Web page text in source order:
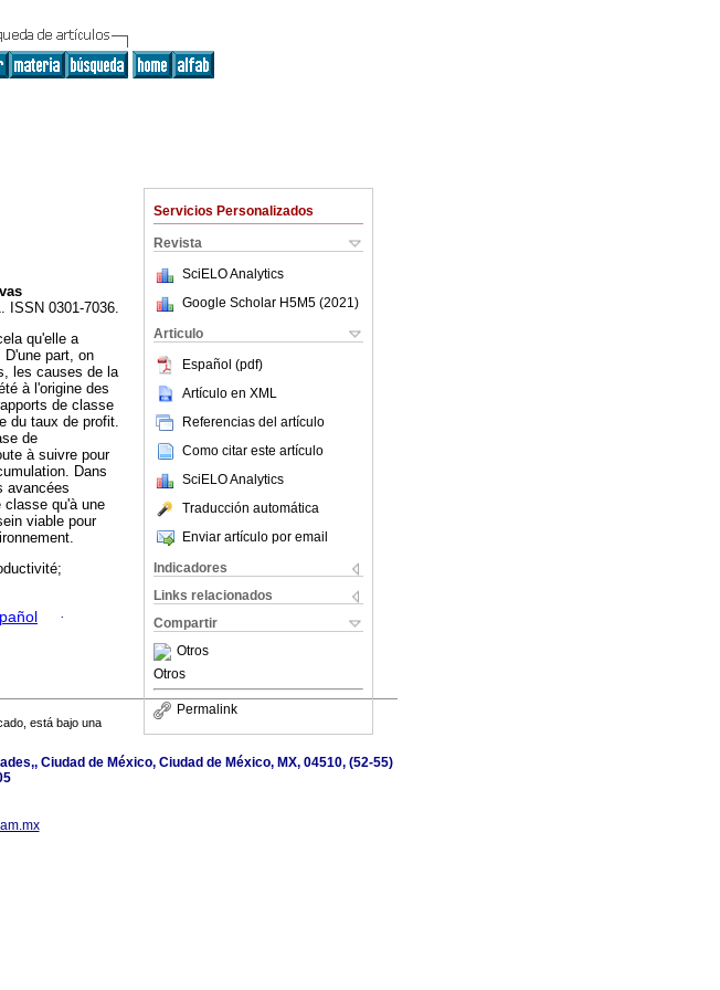
Servicios Personalizados
Revista
SciELO Analytics
Google Scholar H5M5 (2021 )
Articulo
Español (pdf)
Artículo en XML
Referencias del artículo
Como citar este artículo
SciELO Analytics
Traducción automática
Enviar artículo por email
Indicadores
Links relacionados
Compartir
Otros
Otros
Permalink
ISSN 0301-7036.
qu'elle a
part, on
les causes de la
à l'origine des
de classe
du taux de profit.
de
à suivre pour
Dans
avancées
classe qu'à une
viable pour
·
está bajo una
Ciudad de México, Ciudad de México, MX, 04510, (52-55)